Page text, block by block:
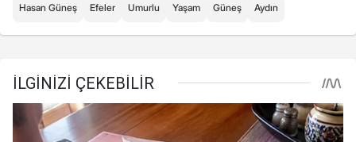
Hasan Güneş Efeler Umurlu Yaşam Güneş Aydın